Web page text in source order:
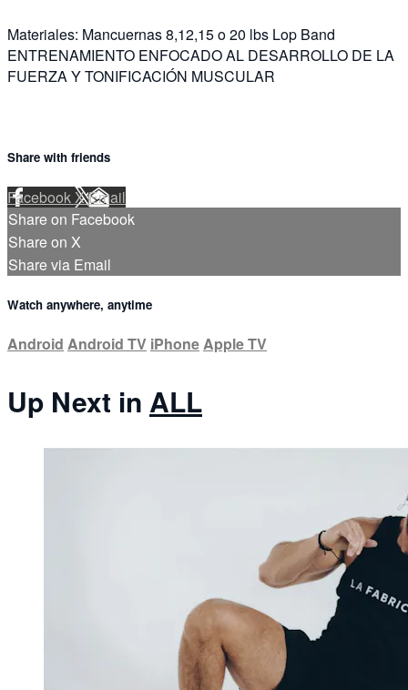
Materiales: Mancuernas 8,12,15 o 20 lbs Lop Band
ENTRENAMIENTO ENFOCADO AL DESARROLLO DE LA
FUERZA Y TONIFICACIÓN MUSCULAR
Share with friends
FacebookXEmail
Share on Facebook
Share on X
Share via Email
Watch anywhere, anytime
Android Android TV iPhoneApple TV
Up Next in ALL